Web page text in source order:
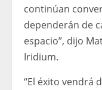
continúan
dependerán de
espacio”, dijo
Iridium.
“El éxito vendrá